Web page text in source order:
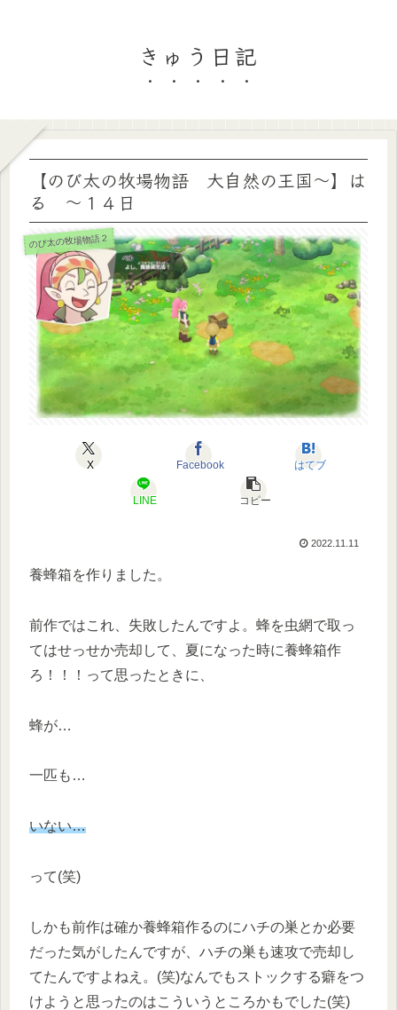
きゅう日記
【のび太の牧場物語 大自然の王国～】は
る ～１４日
のび太の牧場物語２
X Facebook はてブ
LINE コピー
2022.11.11
養蜂箱を作りました。
前作ではこれ、失敗したんですよ。蜂を虫網で取っ
てはせっせか売却して、夏になった時に養蜂箱作
ろ！！！って思ったときに、
蜂が…
一匹も…
いない…
って(笑)
しかも前作は確か養蜂箱作るのにハチの巣とか必要
だった気がしたんですが、ハチの巣も速攻で売却し
てたんですよねえ。(笑)なんでもストックする癖をつ
けようと思ったのはこういうところかもでした(笑)